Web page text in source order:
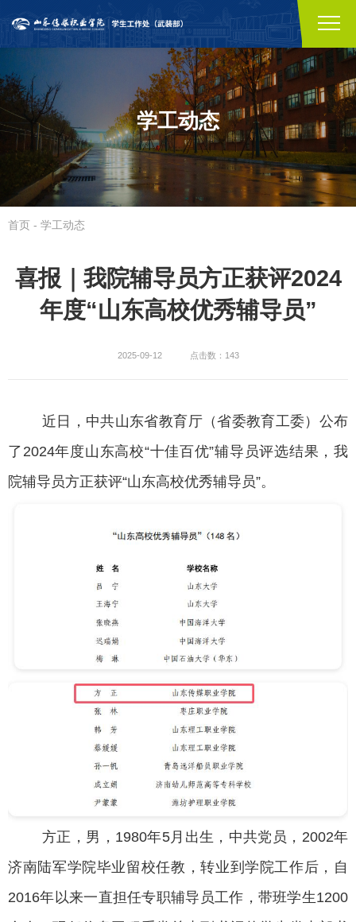
学工动态
首页 - 学工动态
喜报｜我院辅导员方正获评2024
年度“山东高校优秀辅导员”
2025-09-12 点击数：143
近日，中共山东省教育厅（省委教育工委）公布
了2024年度山东高校“十佳百优”辅导员评选结果，我
院辅导员方正获评“山东高校优秀辅导员”。
方正，男，1980年5月出生，中共党员，2002年
济南陆军学院毕业留校任教，转业到学院工作后，自
2016年以来一直担任专职辅导员工作，带班学生1200